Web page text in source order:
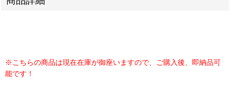
※こちらの商品は現在在庫が御座いますので、ご購入後、即納品可
能です！